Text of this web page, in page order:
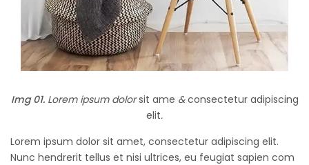
Img 01.Lorem ipsum dolorsit ame &consectetur adipiscing
elit.
Lorem ipsum dolor sit amet, consectetur adipiscing elit.
Nunc hendrerit tellus et nisi ultrices, eu feugiat sapien com